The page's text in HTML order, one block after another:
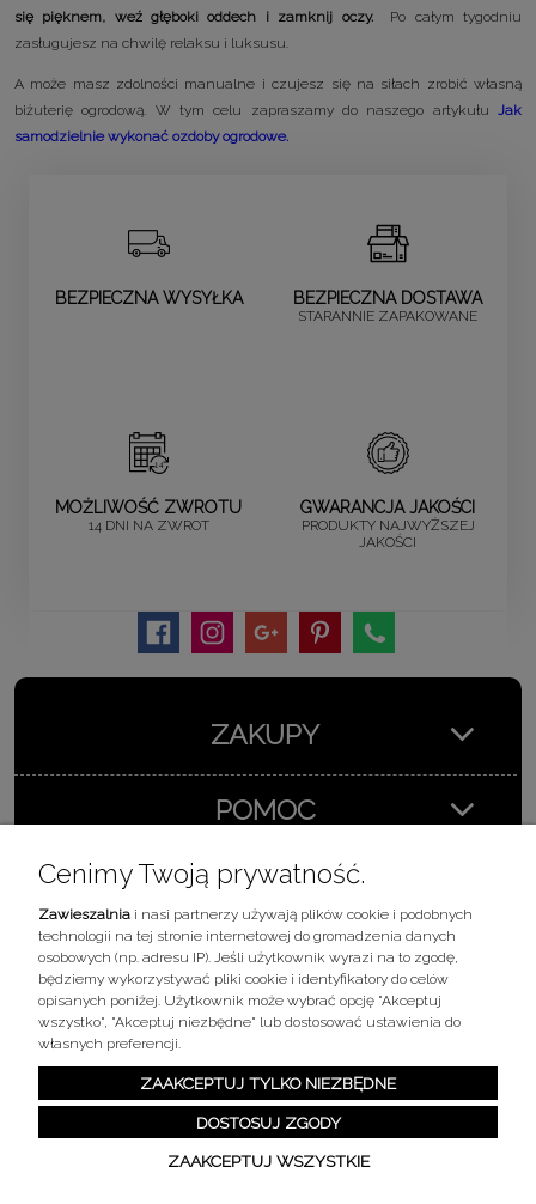
się pięknem, weź głęboki oddech i zamknij oczy.
Po całym tygodniu
zasługujesz na chwilę relaksu i luksusu.
A może masz zdolności manualne i czujesz się na siłach zrobić własną
biżuterię ogrodową. W tym celu zapraszamy do naszego artykułu Jak
samodzielnie wykonać ozdoby ogrodowe.
BEZPIECZNA WYSYŁKA BEZPIECZNA DOSTAWA
STARANNIE ZAPAKOWANE
MOŻLIWOŚĆ ZWROTU
14 DNI NA ZWROT
GWARANCJA JAKOŚCI
PRODUKTY NAJWYŻSZEJ
JAKOŚCI
ZAKUPY
POMOC
MOJE KONTO
INFORMACJE
Synerga Polska Sp z o.o.Ustronna 45, 93-350 Łódź, Polska
+48 609 339 504 sprzedaz@zawieszalnia.plpn.-pt. 7.00-15.00
Cenimy Twoją prywatność.
Zawieszalnia i nasi partnerzy używają plików cookie i podobnych
technologii na tej stronie internetowej do gromadzenia danych
osobowych (np. adresu IP). Jeśli użytkownik wyrazi na to zgodę,
będziemy wykorzystywać pliki cookie i identyfikatory do celów
opisanych poniżej. Użytkownik może wybrać opcję "Akceptuj
wszystko", "Akceptuj niezbędne" lub dostosować ustawienia do
własnych preferencji.
Zawieszalnia i jej partnerzy przetwarzają dane osobowe w
następujących celach
- Przechowywanie i uzyskiwanie dostępu do informacji na
urządzeniu użytkownika;
ZAAKCEPTUJ TYLKO NIEZBĘDNE
DOSTOSUJ ZGODY
ZAAKCEPTUJ WSZYSTKIE